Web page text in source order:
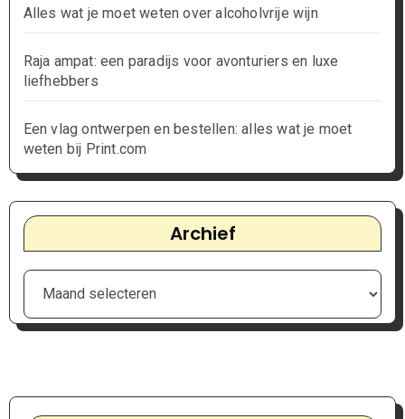
Alles wat je moet weten over alcoholvrije wijn
Raja ampat: een paradijs voor avonturiers en luxe
liefhebbers
Een vlag ontwerpen en bestellen: alles wat je moet
weten bij Print.com
Archief